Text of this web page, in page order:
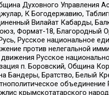
Духовного Управления
К Богодержавию,
Вилайат Кабарды,
Формат-18, Благородный
Русское национальное
против нелегальной
Русское
п. Боровский, Община
Бандеры, Братство, Белый
объединение
крымскотатарского